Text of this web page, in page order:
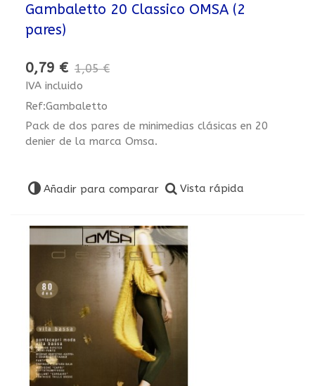
Gambaletto 20 Classico OMSA (2
pares)
0,79 € 1,05 €
IVA incluido
Ref:Gambaletto
Pack de dos pares de minimedias clásicas en 20
denier de la marca Omsa.
Añadir para comparar Vista rápida